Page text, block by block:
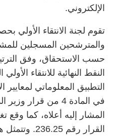
الإلكتروني.
تقوم لجنة الانتقاء الأولي
والمترشحين المسجلين
حسب الاستحقاق، وفق
النقط النهائية للانتقاء
التطبيق المعلوماتي لمعايير
المشار إليه أعلاه، كما وقع
القرار رقم 236.25. وتتمثل هذه المعايير في: